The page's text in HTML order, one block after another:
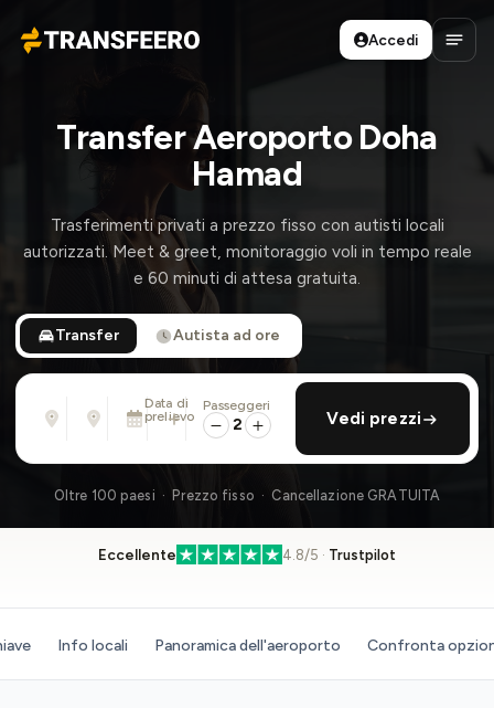
Transfeero
Accedi
Apri
Transfer Aeroporto Doha
Hamad
Trasferimenti privati a prezzo fisso con autisti locali
autorizzati. Meet & greet, monitoraggio voli in tempo reale
e 60 minuti di attesa gratuita.
Transfer Autista ad ore
Indirizzo, aeroporto, albergo, ...
Indirizzo, aeroporto, albergo, ...
Data di
prelievo
Sab 8 Ago · 01:45 PM
aggiungi ritorno
Passeggeri
2 Vedi prezzi
Oltre 100 paesi · Prezzo fisso · Cancellazione GRATUITA
Eccellente 4.8/5 · Trustpilot
Info locali Panoramica dell'aeroporto Confronta